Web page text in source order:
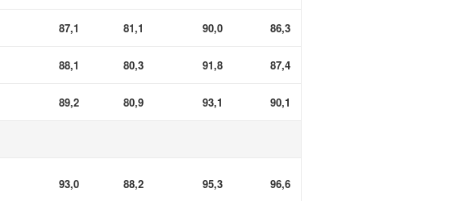
87,1 81,1 90,0 86,3
88,1 80,3 91,8 87,4
89,2 80,9 93,1 90,1
93,0 88,2 95,3 96,6